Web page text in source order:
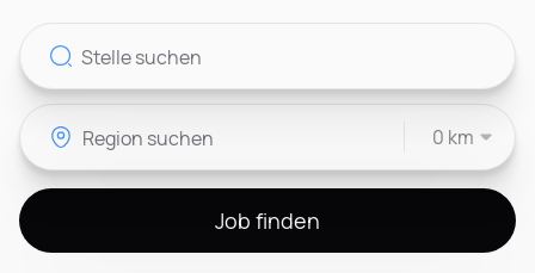
0 km
Job finden